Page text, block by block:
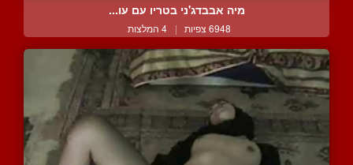
מיה אבבדג'ני בטריו עם עו...
6948 צפיות | 4 המלצות